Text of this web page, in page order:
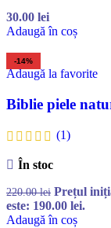
30.00 lei
Adaugă în coș
-14%
Adaugă la favorite
Biblie piele
(1)
În stoc
220.00lei Prețul
este: 190.00 lei.
Adaugă în coș